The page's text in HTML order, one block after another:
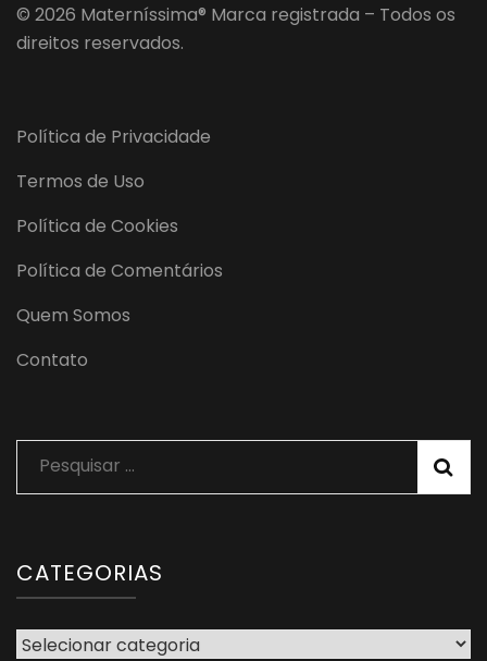
© 2026 Materníssima® Marca registrada – Todos os
direitos reservados.
Política de Privacidade
Termos de Uso
Política de Cookies
Política de Comentários
Quem Somos
Contato
Pesquisar
por:
CATEGORIAS
Categorias